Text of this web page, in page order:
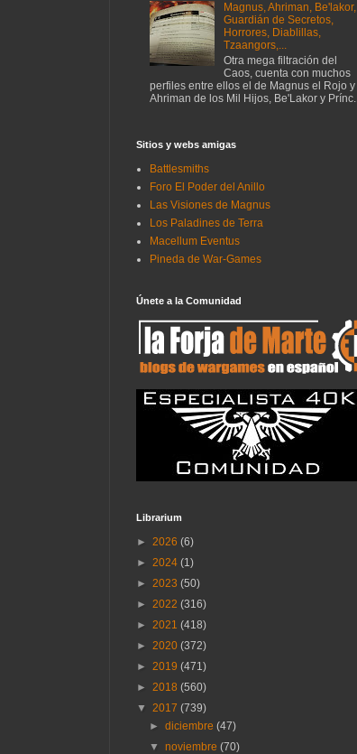
Magnus, Ahriman, Be'lakor,
Guardián de Secretos,
Horrores, Diablillas,
Tzaangors,...
Otra mega filtración del
Caos, cuenta con muchos
perfiles entre ellos el de Magnus el Rojo y
Ahriman de los Mil Hijos, Be'Lakor y Prínc...
Sitios y webs amigas
Battlesmiths
Foro El Poder del Anillo
Las Visiones de Magnus
Los Paladines de Terra
Macellum Eventus
Pineda de War-Games
Únete a la Comunidad
Librarium
► 2026 (6)
► 2024 (1)
► 2023 (50)
► 2022 (316)
► 2021 (418)
► 2020 (372)
► 2019 (471)
► 2018 (560)
▼ 2017 (739)
►diciembre(47)
▼noviembre(70)